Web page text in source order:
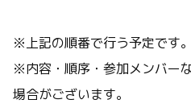
※上記の順番で行う予定です。
※内容・順序・参加メンバー
場合がございます。